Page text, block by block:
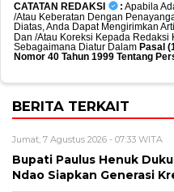
CATATAN REDAKSI : Apabila
/Atau Keberatan Dengan
Diatas, Anda Dapat Mengirimkan
Dan /Atau Koreksi Kepada Redaksi
Sebagaimana Diatur Dalam Pasal
Nomor 40 Tahun 1999 Tentang
BERITA TERKAIT
Jumat, 7 Agustus 2026 - 07:33 WITA
Bupati Paulus Henuk
Ndao Siapkan Generasi